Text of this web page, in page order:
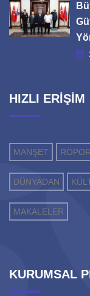
HIZLI ERİŞİM
MANŞET
DÜNYADAN
MAKALELER
KURUMSAL